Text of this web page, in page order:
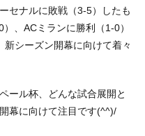
セナルに敗戦（3-5）したも
、ACミランに勝利（1-0）
シーズン開幕に向けて着々
ール杯、どんな試合展開と
幕に向けて注目です(^^)/